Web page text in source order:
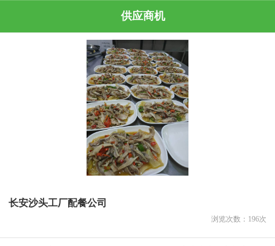
供应商机
长安沙头工厂配餐公司
浏览次数： 196次